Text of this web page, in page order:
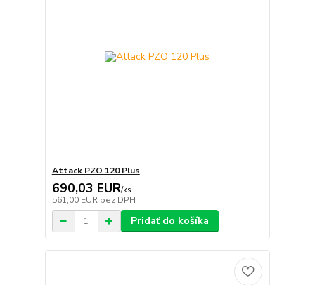
Attack PZO 120 Plus
690,03 EUR/ks
561,00 EUR bez DPH
Pridať do košíka